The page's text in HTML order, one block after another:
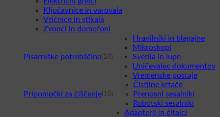
Ključavnice in varovala
Vtičnice in stikala
Zvonci in domofoni
Pisarniške potrebščine (18)
Hranilniki in blagajne
Mikroskopi
Svetila in lupe
Uničevalec dokumentov
Vremenske postaje
Pripomočki za čiščenje (10)
Čistilne krtače
Prenosni sesalniki
Robotski sesalniki
Adapterji in čitalci